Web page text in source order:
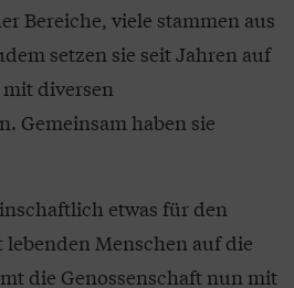
Bereiche, viele stammen aus
setzen sie seit Jahren auf
diversen
Gemeinsam haben sie
etwas für den
Menschen auf die
die Genossenschaft nun mit